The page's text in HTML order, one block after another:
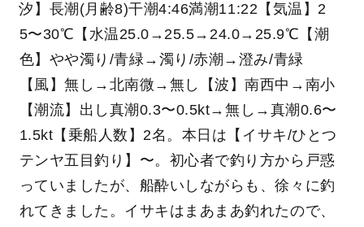
汐】長潮(月齢8)干潮4:46満潮11:22【気温】2
5〜30℃【水温25.0→25.5→24.0→25.9℃【潮
色】やや濁り/青緑→濁り/赤潮→澄み/青緑
【風】無し→北南微→無し【波】南西中→南小
【潮流】出し真潮0.3〜0.5kt→無し→真潮0.6〜
1.5kt【乗船人数】2名。本日は【イサキ/ひとつ
テンヤ五目釣り】〜。初心者で釣り方から戸惑
っていましたが、船酔いしながらも、徐々に釣
れてきました。イサキはまあまあ釣れたので、